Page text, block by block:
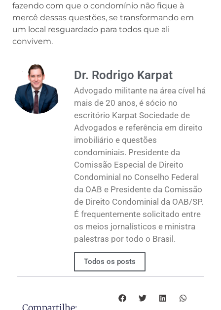
fazendo com que o condomínio não fique à
mercê dessas questões, se transformando em
um local resguardado para todos que ali
convivem.
Dr. Rodrigo Karpat
Advogado militante na área cível há
mais de 20 anos, é sócio no
escritório Karpat Sociedade de
Advogados e referência em direito
imobiliário e questões
condominiais. Presidente da
Comissão Especial de Direito
Condominial no Conselho Federal
da OAB e Presidente da Comissão
de Direito Condominial da OAB/SP.
É frequentemente solicitado entre
os meios jornalísticos e ministra
palestras por todo o Brasil.
Todos os posts
Compartilhe: